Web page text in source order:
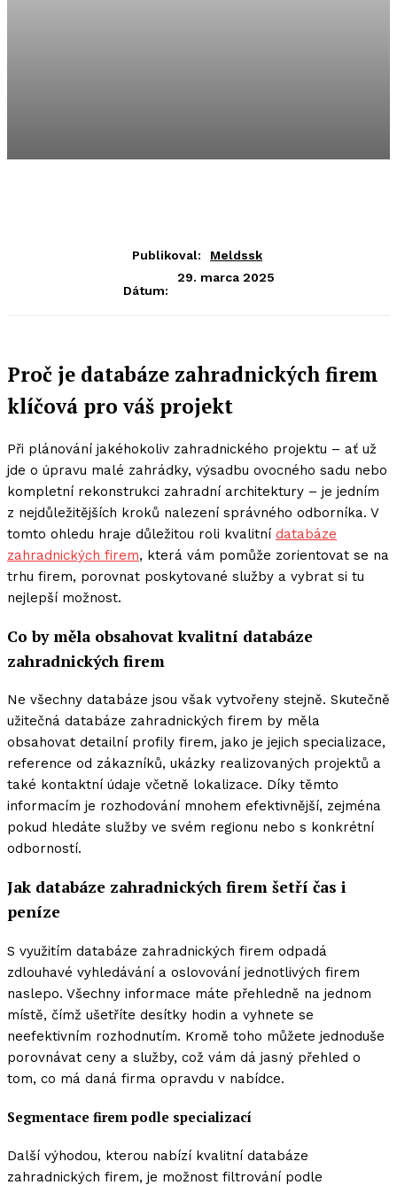
Publikoval: Meldssk
Dátum:
29. marca 2025
Proč je databáze zahradnických firem
klíčová pro váš projekt
Při plánování jakéhokoliv zahradnického projektu – ať už
jde o úpravu malé zahrádky, výsadbu ovocného sadu nebo
kompletní rekonstrukci zahradní architektury – je jedním
z nejdůležitějších kroků nalezení správného odborníka. V
tomto ohledu hraje důležitou roli kvalitní databáze
zahradnických firem, která vám pomůže zorientovat se na
trhu firem, porovnat poskytované služby a vybrat si tu
nejlepší možnost.
Co by měla obsahovat kvalitní databáze
zahradnických firem
Ne všechny databáze jsou však vytvořeny stejně. Skutečně
užitečná databáze zahradnických firem by měla
obsahovat detailní profily firem, jako je jejich specializace,
reference od zákazníků, ukázky realizovaných projektů a
také kontaktní údaje včetně lokalizace. Díky těmto
informacím je rozhodování mnohem efektivnější, zejména
pokud hledáte služby ve svém regionu nebo s konkrétní
odborností.
Jak databáze zahradnických firem šetří čas i
peníze
S využitím databáze zahradnických firem odpadá
zdlouhavé vyhledávání a oslovování jednotlivých firem
naslepo. Všechny informace máte přehledně na jednom
místě, čímž ušetříte desítky hodin a vyhnete se
neefektivním rozhodnutím. Kromě toho můžete jednoduše
porovnávat ceny a služby, což vám dá jasný přehled o
tom, co má daná firma opravdu v nabídce.
Segmentace firem podle specializací
Další výhodou, kterou nabízí kvalitní databáze
zahradnických firem, je možnost filtrování podle